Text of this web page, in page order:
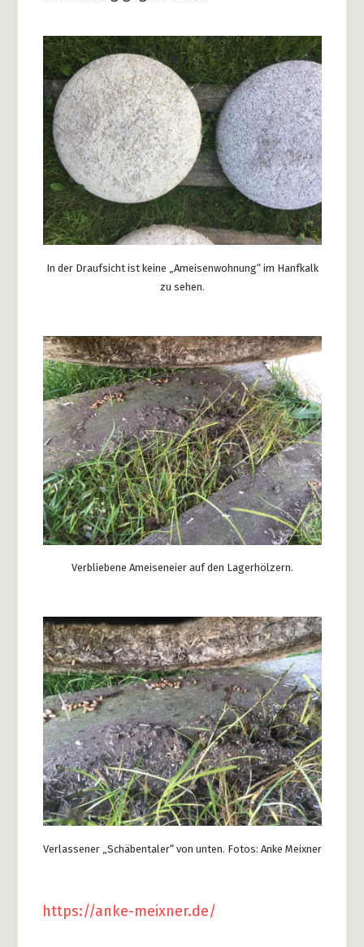
In der Draufsicht ist keine „Ameisenwohnung“ im Hanfkalk
zu sehen.
Verbliebene Ameiseneier auf den Lagerhölzern.
Verlassener „Schäbentaler“ von unten. Fotos: Anke Meixner
https://anke-meixner.de/